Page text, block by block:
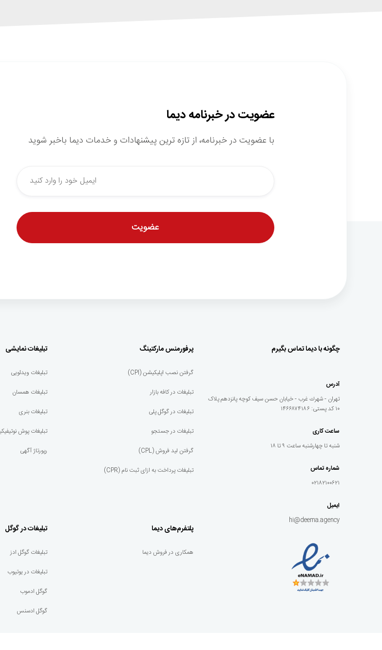
عضویت در خبرنامه دیما
با عضویت در خبرنامه، از تازه ترین پیشنهادات و خدمات دیما باخبر شوید
چگونه با دیما تماس بگیرم
آدرس
تهران - شهرك غرب - خيابان حسن سيف كوچه پانزدهم پلاک
١٠ کد پستی: ۱۴۶۶۸۷۴۱۸۶
ساعت کاری
شنبه تا چهارشنبه ساعت ۹ تا ۱۸
شماره تماس
۰۲۱۸۲۱۰۰۶۲۱
ایمیل
hi@deema.agency
پرفورمنس مارکتینگ
گرفتن نصب اپلیکیشن (CPI)
تبلیغات در کافه بازار
تبلیغات در گوگل پلی
تبلیغات در جستجو
گرفتن لید فروش (CPL)
تبلیغات پرداخت به ازای ثبت نام (CPR)
تبلیغات نمایشی
تبلیغات ویدئویی
تبلیغات همسان
تبلیغات بنری
تبلیغات پوش
رپورتاژ آگهی
پلتفرم‌های دیما
همکاری در فروش دیما
تبلیغات در گوگل
تبلیغات گوگل ادز
تبلیغات در یوتیوب
گوگل ادموب
گوگل ادسنس